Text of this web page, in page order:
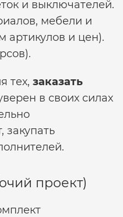
и выключателей.
мебели и
артикулов и цен).
тех, заказать
в своих силах
закупать
проект)